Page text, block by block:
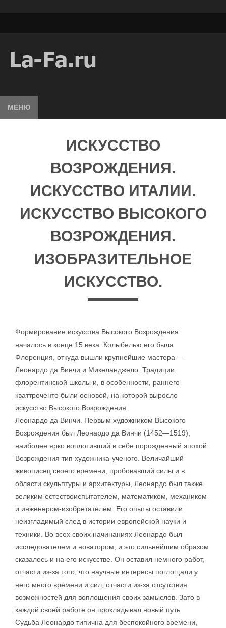
МЕНЮ
ИСКУССТВО
ВОЗРОЖДЕНИЯ.
ИСКУССТВО ИТАЛИИ.
ИСКУССТВО ВЫСОКОГО
ВОЗРОЖДЕНИЯ.
ИЗОБРАЗИТЕЛЬНОЕ
ИСКУССТВО.
Формирование искусства Высокого Возрождения
началось в конце 15 века. Колыбелью его была
Флоренция, откуда вышли крупнейшие мастера —
Леонардо да Винчи и Микеланджело. Традиции
флорентинской школы и, в особенности, раннего
кваттроченто были основой, на которой выросло
искусство Высокого Возрождения.
Леонардо да Винчи. Первым художником Высокого
Возрождения был Леонардо да Винчи (1452—1519),
наиболее ярко воплотивший в себе порожденный эпохой
Возрождения тип художника-ученого. Величайший
живописец своего времени, пробовавший силы и в
области скульптуры и архитектуры, Леонардо был также
великим естествоиспытателем, математиком, механиком
и инженером-изобретателем. Его опыты оставили
неизгладимый след в истории европейской науки и
техники. Во всех своих начинаниях Леонардо был
исследователем и новатором, и это сильнейшим образом
сказалось и на его искусстве. Он оставил немного работ,
отчасти из-за того, что научные интересы поглощали у
него много времени и сил, отчасти из-за отсутствия
возможностей для воплощения своих замыслов. Зато в
каждой своей работе он прокладывал новый путь.
Судьба Леонардо типична для беспокойного времени,